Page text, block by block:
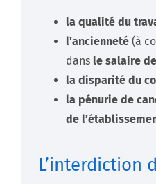
la qualité du
l’ancienneté (à
dans le salaire
la disparité du
la pénurie de
de
L’interdiction